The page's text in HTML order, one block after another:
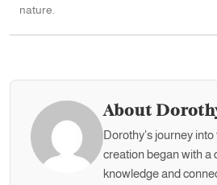
nature.
About
Dorothy's journey
creation began with a
knowledge and